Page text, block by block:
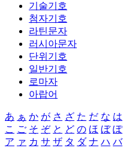
기술기호
첨자기호
라틴문자
러시아문자
단위기호
일반기호
로마자
아랍어
あ ぁ か が さ ざ た だ な は
こ ご そ ぞ と ど の ほ ぼ ぽ
ア ァ カ サ ザ タ ダ ナ ハ バ